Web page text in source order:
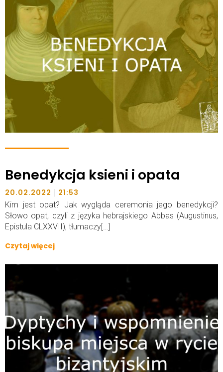
Benedykcja ksieni i opata
20.02.2022 | 21:53
Kim jest opat? Jak wygląda ceremonia jego benedykcji?
Słowo opat, czyli z języka hebrajskiego Abbas (Augustinus,
Epistula CLXXVII), tłumaczy[…]
Czytaj więcej